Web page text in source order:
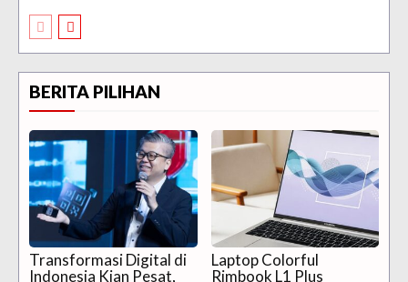
BERITA PILIHAN
Transformasi Digital di
Indonesia Kian Pesat,
Laptop Colorful
Rimbook L1 Plus